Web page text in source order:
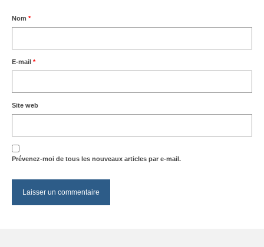
Nom *
E-mail *
Site web
Prévenez-moi de tous les nouveaux articles par e-mail.